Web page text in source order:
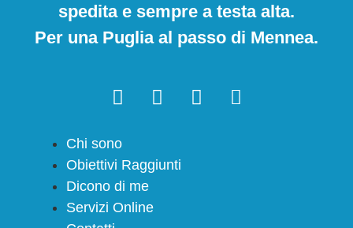
spedita e sempre a testa alta.
Per una Puglia al passo di Mennea.
Chi sono
Obiettivi Raggiunti
Dicono di me
Servizi Online